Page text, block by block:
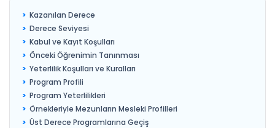
Kazanılan Derece
Derece Seviyesi
Kabul ve Kayıt Koşulları
Önceki Öğrenimin Tanınması
Yeterlilik Koşulları ve Kuralları
Program Profili
Program Yeterlilikleri
Örnekleriyle Mezunların Mesleki Profilleri
Üst Derece Programlarına Geçiş